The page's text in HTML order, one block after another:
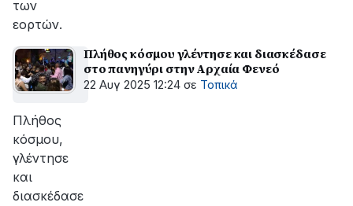
των
εορτών.
Πλήθος κόσμου γλέντησε και διασκέδασε
στο πανηγύρι στην Αρχαία Φενεό
22 Αυγ 2025 12:24 σε Τοπικά
Πλήθος
κόσμου,
γλέντησε
και
διασκέδασε